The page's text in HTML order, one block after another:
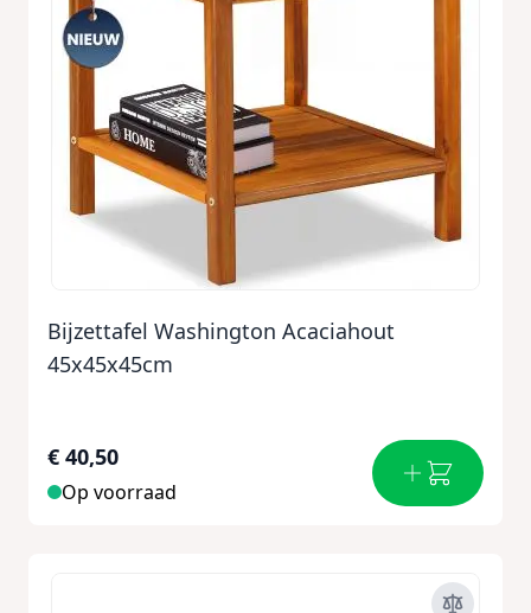
Bijzettafel Washington Acaciahout
45x45x45cm
€ 40,50
Op voorraad